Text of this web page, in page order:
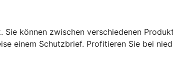
Sie können zwischen verschiedenen
einem Schutzbrief. Profitieren Sie bei